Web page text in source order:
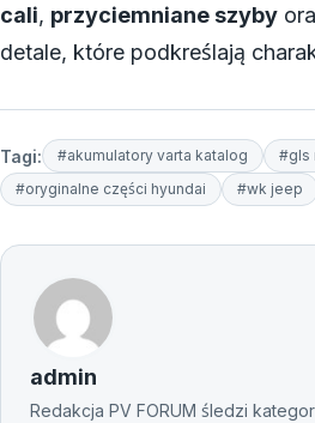
cali, przyciemniane szyby
detale, które podkreślają
Tagi: #akumulatory varta katalog
#gls
#oryginalne części hyundai
#wk jeep
admin
Redakcja PV FORUM śledzi